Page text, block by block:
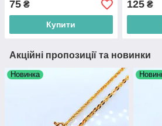
75 ₴
Купити
125₴
Акційні пропозиції та новинки
Новинка